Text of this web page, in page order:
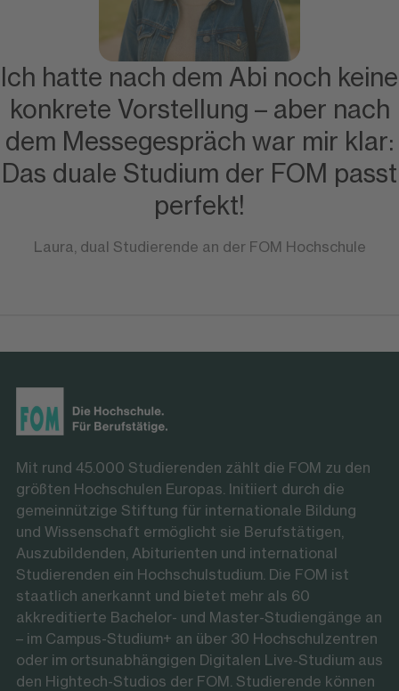
Ich hatte nach dem Abi noch keine
konkrete Vorstellung – aber nach
dem Messegespräch war mir klar:
Das duale Studium der FOM passt
perfekt!
Laura, dual Studierende an der FOM Hochschule
Mit rund 45.000 Studierenden zählt die FOM zu den
größten Hochschulen Europas. Initiiert durch die
gemeinnützige Stiftung für internationale Bildung
und Wissenschaft ermöglicht sie Berufstätigen,
Auszubildenden, Abiturienten und international
Studierenden ein Hochschulstudium. Die FOM ist
staatlich anerkannt und bietet mehr als 60
akkreditierte Bachelor- und Master-Studiengänge an
– im Campus-Studium+ an über 30 Hochschulzentren
oder im ortsunabhängigen Digitalen Live-Studium aus
den Hightech-Studios der FOM. Studierende können